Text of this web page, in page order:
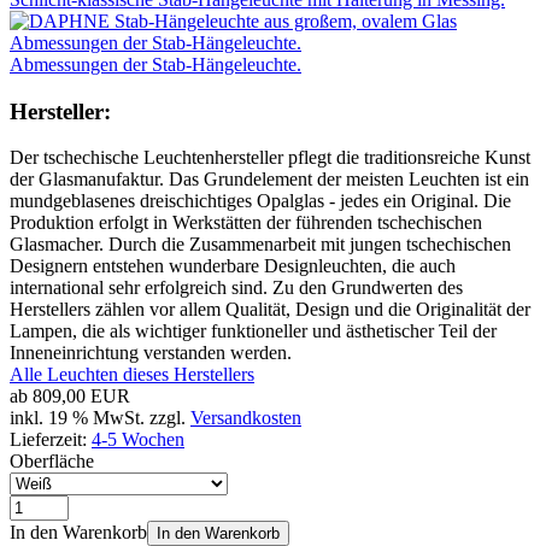
Abmessungen der Stab-Hängeleuchte.
Hersteller:
Der tschechische Leuchtenhersteller pflegt die traditionsreiche Kunst
der Glasmanufaktur. Das Grundelement der meisten Leuchten ist ein
mundgeblasenes dreischichtiges Opalglas - jedes ein Original. Die
Produktion erfolgt in Werkstätten der führenden tschechischen
Glasmacher. Durch die Zusammenarbeit mit jungen tschechischen
Designern entstehen wunderbare Designleuchten, die auch
international sehr erfolgreich sind. Zu den Grundwerten des
Herstellers zählen vor allem Qualität, Design und die Originalität der
Lampen, die als wichtiger funktioneller und ästhetischer Teil der
Inneneinrichtung verstanden werden.
Alle Leuchten dieses Herstellers
ab 809,00 EUR
inkl. 19 % MwSt. zzgl. Versandkosten
Lieferzeit: 4-5 Wochen
Oberfläche
In den Warenkorb In den Warenkorb